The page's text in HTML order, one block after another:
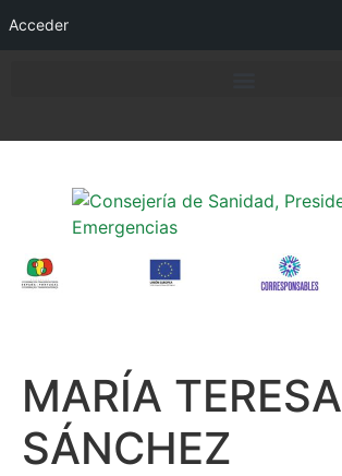
Acceder
MARÍA TERESA
SÁNCHEZ